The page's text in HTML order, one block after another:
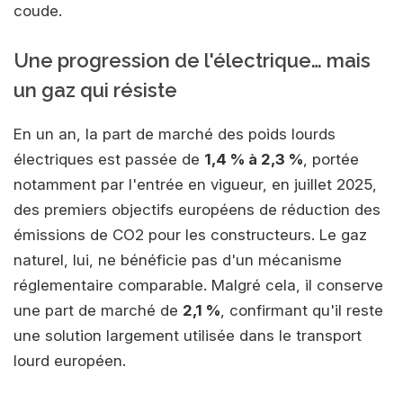
coude.
Une progression de l'électrique… mais
un gaz qui résiste
En un an, la part de marché des poids lourds
électriques est passée de 1,4 % à 2,3 % , portée
notamment par l'entrée en vigueur, en juillet 2025,
des premiers objectifs européens de réduction des
émissions de CO2 pour les constructeurs. Le gaz
naturel, lui, ne bénéficie pas d'un mécanisme
réglementaire comparable. Malgré cela, il conserve
une part de marché de 2,1 % , confirmant qu'il reste
une solution largement utilisée dans le transport
lourd européen.